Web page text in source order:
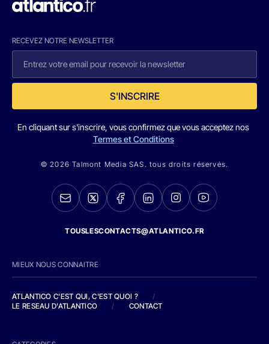
RECEVEZ NOTRE NEWSLETTER
S'INSCRIRE
En cliquant sur s'inscrire, vous confirmez que vous acceptez nos
Termes et Conditions
© 2026 Talmont Media SAS. tous droits réservés.
TOUSLESCONTACTS@ATLANTICO.FR
MIEUX NOUS CONNAITRE
ATLANTICO C'EST QUI, C'EST QUOI ?
/
LE RESEAU D'ATLANTICO
/ CONTACT